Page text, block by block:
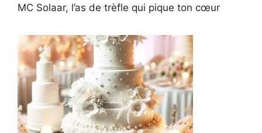
MC Solaar, l’as de trèfle qui pique ton cœur